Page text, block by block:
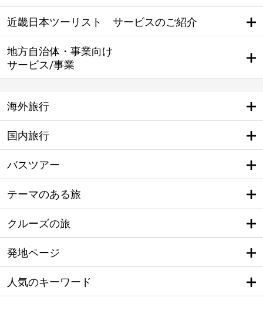
近畿日本ツーリスト サービスのご紹介
地方自治体・事業向け
サービス/事業
海外旅行
国内旅行
バスツアー
テーマのある旅
クルーズの旅
発地ページ
人気のキーワード